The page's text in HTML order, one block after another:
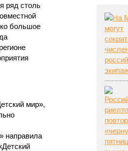
ряд столь
большое
мир»,
направила